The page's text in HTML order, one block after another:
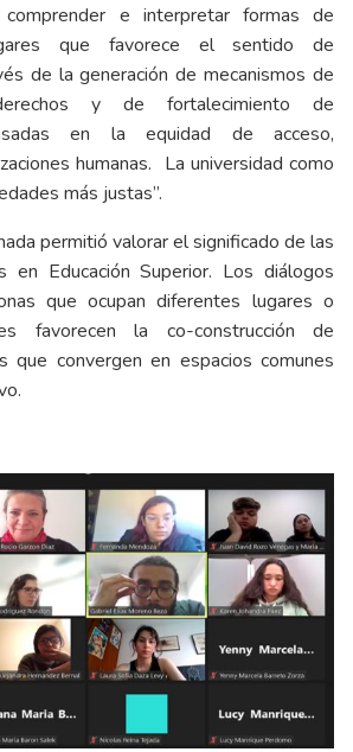
e interpretar formas de
que favorece el sentido de
de la generación de mecanismos de
y de fortalecimiento de
en la equidad de acceso,
humanas. La universidad como
más justas”.
permitió valorar el significado de las
en Educación Superior. Los diálogos
que ocupan diferentes lugares o
favorecen la co-construcción de
que convergen en espacios comunes